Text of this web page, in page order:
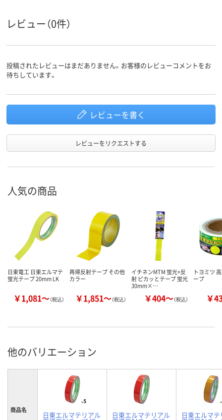
テープ厚
0.12mm
レビュー（0件）
投稿されたレビューはまだありません。お客様のレビューコメントをお
待ちしています。
レビューを書く
レビューをリクエストする
人気の商品
日東電工 日東エルマテ
蛍光テープ 20mm LK
￥1,081～（税込）
再帰反射テープ その他
カラー
￥1,851～（税込）
イチネンMTM 蛍光+反
射 ピカッとテープ 蛍光
30mm×…
￥404～（税込）
トヨミツ
ープ
￥
他のバリエーション
商品名
日東エルマテリアル 日東エルマテリアル 日東エルマ